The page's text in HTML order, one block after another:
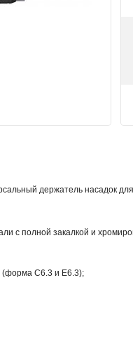
держатель насадок
с полной закалкой и
(форма C6.3 и E6.3);